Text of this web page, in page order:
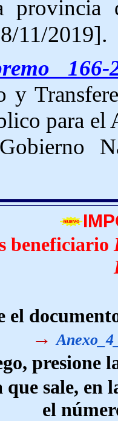
provincia
11/2019].
y
para el
beneficiario
el
→
presione
sale, en
el